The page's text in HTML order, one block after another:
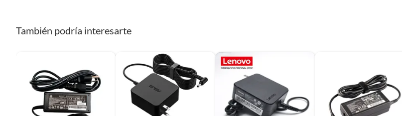
También podría interesarte